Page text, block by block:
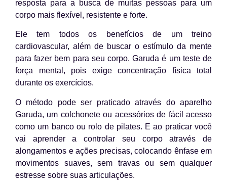
resposta para a busca de muitas pessoas para um
corpo mais flexível, resistente e forte.
Ele tem todos os benefícios de um treino
cardiovascular, além de buscar o estímulo da mente
para fazer bem para seu corpo. Garuda é um teste de
força mental, pois exige concentração física total
durante os exercícios.
O método pode ser praticado através do aparelho
Garuda, um colchonete ou acessórios de fácil acesso
como um banco ou rolo de pilates. E ao praticar você
vai aprender a controlar seu corpo através de
alongamentos e ações precisas, colocando ênfase em
movimentos suaves, sem travas ou sem qualquer
estresse sobre suas articulações.